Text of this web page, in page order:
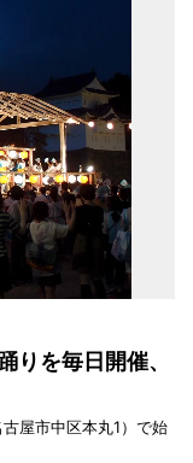
を毎日開催、
屋市中区本丸1）で始